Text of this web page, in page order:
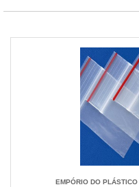
EMPÓRIO DO PLÁSTICO